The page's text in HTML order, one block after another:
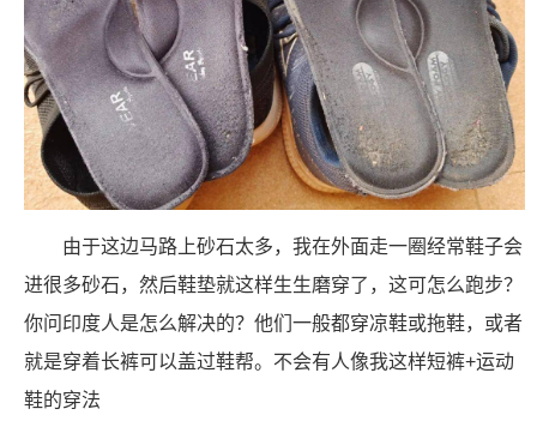
由于这边马路上砂石太多，我在外面走一圈经常鞋子会
进很多砂石，然后鞋垫就这样生生磨穿了，这可怎么跑步？
你问印度人是怎么解决的？他们一般都穿凉鞋或拖鞋，或者
就是穿着长裤可以盖过鞋帮。不会有人像我这样短裤+运动
鞋的穿法